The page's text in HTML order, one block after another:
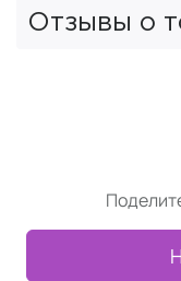
Отзывы о